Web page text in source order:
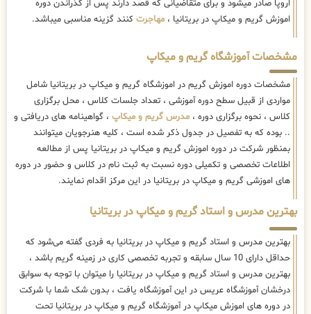
اروپا صادر میشود و برای متقاضیانی که قصد دارند پس از گذراندن دوره
اموزش گریم و میکاپ در بریتانیا ، مهاجرت کنند گزینه مناسبی میباشد.
مشخصات آموزشگاه گریم و میکاپ
مشخصات دوره اموزش گریم در اموزشگاه گریم و میکاپ در بریتانیا شامل
مواردی از قبیل سطح دوره آموزشی ، تعداد جلسات کلاس ، محل برگزاری
کلاس ، نحوه برگزاری دوره ، مدرس گریم و میکاپ ، گواهینامه های دریافتی و
.. بوده که به تفصیل در جدول ذکر شده است ، کلیه هنرجویان میتوانند
بمنظور شرکت در دوره اموزش گریم و میکاپ در بریتانیا پس از مطالعه
اطلاعات تخصصی و تکمیلی دوره نسبت به ثبت نام در کلاس و حضور در دوره
های اموزشی گریم و میکاپ در بریتانیا در این مرکز اقدام نمایند.
بهترین مدرس و استاد گریم و میکاپ در بریتانیا
بهترین مدرس و استاد گریم و میکاپ در بریتانیا به فردی گفته می‌شود که
حداقل دارای 10 سال سابقه و تجربه تخصصی کاری در زمینه گریم باشد ،
بهترین مدرس و استاد گریم و میکاپ در بریتانیا را میتوان با توجه به سوابق
درخشان آموزشگاه عریس در این آموزشگاه یافت ، بدون شک شما با شرکت
در دوره های اموزش میکاپ در آموزشگاه گریم و میکاپ در بریتانیا تحت